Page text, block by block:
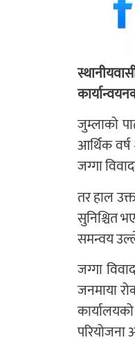
जुम्लाको
आर्थिक
जग्गा
तर हाल
सुनिश्चित
समन्वय
जग्गा
जनमाया
परियोजना